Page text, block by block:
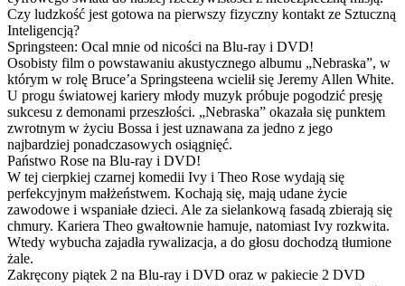
Czy ludzkość jest gotowa na pierwszy fizyczny kontakt ze Sztuczną
Inteligencją?
Springsteen: Ocal mnie od nicości na Blu-ray i DVD!
Osobisty film o powstawaniu akustycznego albumu „Nebraska”, w
którym w rolę Bruce’a Springsteena wcielił się Jeremy Allen White.
U progu światowej kariery młody muzyk próbuje pogodzić presję
sukcesu z demonami przeszłości. „Nebraska” okazała się punktem
zwrotnym w życiu Bossa i jest uznawana za jedno z jego
najbardziej ponadczasowych osiągnięć.
Państwo Rose na Blu-ray i DVD!
W tej cierpkiej czarnej komedii Ivy i Theo Rose wydają się
perfekcyjnym małżeństwem. Kochają się, mają udane życie
zawodowe i wspaniałe dzieci. Ale za sielankową fasadą zbierają się
chmury. Kariera Theo gwałtownie hamuje, natomiast Ivy rozkwita.
Wtedy wybucha zajadła rywalizacja, a do głosu dochodzą tłumione
żale.
Zakręcony piątek 2 na Blu-ray i DVD oraz w pakiecie 2 DVD